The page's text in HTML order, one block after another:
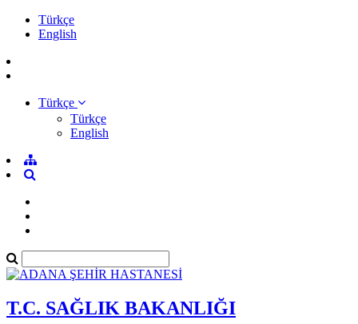
Türkçe
English
Türkçe
Türkçe
English
T.C. SAĞLIK BAKANLIĞI